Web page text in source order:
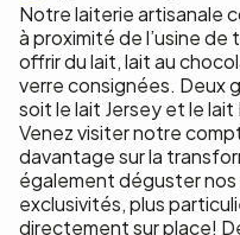
Notre laiterie artisanale
à proximité de l’usine
offrir du lait, lait au
verre consignées. Deux
soit le lait Jersey et le
Venez visiter notre
davantage sur la
également déguster
exclusivités, plus
directement sur place!